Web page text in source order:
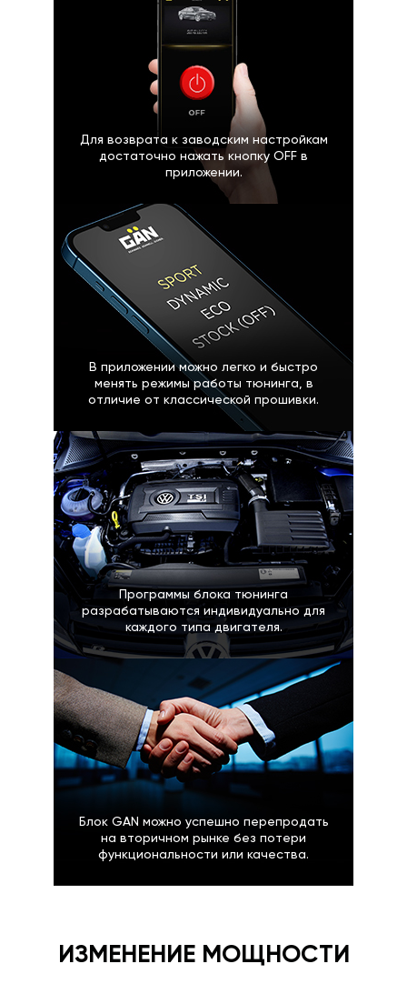
Для возврата к заводским настройкам
достаточно нажать кнопку OFF в
приложении.
В приложении можно легко и быстро
менять режимы работы тюнинга, в
отличие от классической прошивки.
Программы блока тюнинга
разрабатываются индивидуально для
каждого типа двигателя.
Блок GAN можно успешно перепродать
на вторичном рынке без потери
функциональности или качества.
ИЗМЕНЕНИЕ МОЩНОСТИ